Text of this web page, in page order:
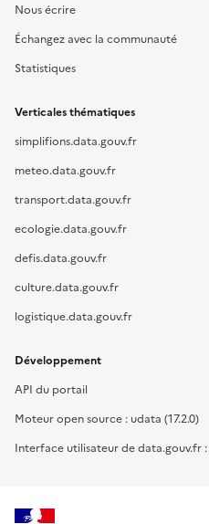
Nous écrire
Échangez avec la communauté
Statistiques
Verticales thématiques
simplifions.data.gouv.fr
meteo.data.gouv.fr
transport.data.gouv.fr
ecologie.data.gouv.fr
defis.data.gouv.fr
culture.data.gouv.fr
logistique.data.gouv.fr
Développement
API du portail
Moteur open source : udata (17.2.0)
Interface utilisateur de data.gouv.fr